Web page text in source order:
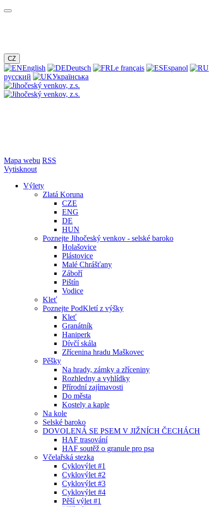
CZ
English Deutsch Le français
Espanol
русский
Українська
Mapa webu RSS
Vytisknout
Výlety
Zlatá Koruna
CZE
ENG
DE
HUN
Poznejte Jihočeský venkov - selské baroko
Holašovice
Plástovice
Malé Chrášťany
Záboří
Pištín
Vodice
Kleť
Poznejte PodKletí z výšky
Kleť
Granátník
Haniperk
Dívčí skála
Zřícenina hradu Maškovec
Pěšky
Na hrady, zámky a zříceniny
Rozhledny a vyhlídky
Přírodní zajímavosti
Do města
Kostely a kaple
Na kole
Selské baroko
DOVOLENÁ SE PSEM V JIŽNÍCH ČECHÁCH
HAF trasování
HAF soutěž o granule pro psa
Včelařská stezka
Cyklovýlet #1
Cyklovýlet #2
Cyklovýlet #3
Cyklovýlet #4
Pěší výlet #1